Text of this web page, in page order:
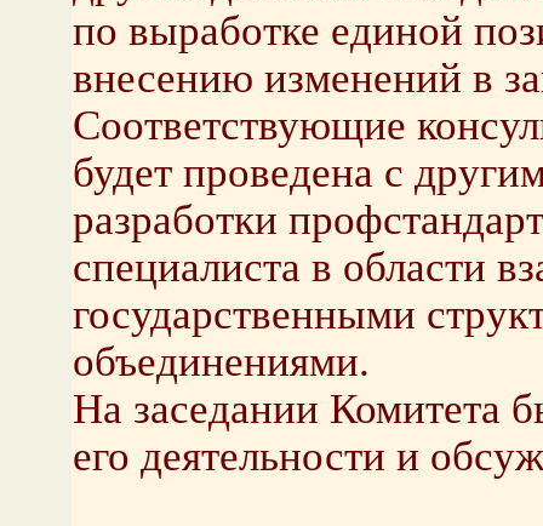
по выработке единой
внесению изменений в
Соответствующие
будет проведена с
разработки
специалиста в области
государственными
объединениями.
На заседании Комитета
его деятельности и